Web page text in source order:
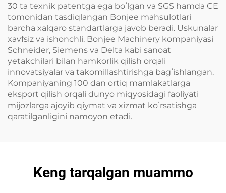
30 ta texnik patentga ega boʻlgan va SGS hamda CE
tomonidan tasdiqlangan Bonjee mahsulotlari
barcha xalqaro standartlarga javob beradi. Uskunalar
xavfsiz va ishonchli. Bonjee Machinery kompaniyasi
Schneider, Siemens va Delta kabi sanoat
yetakchilari bilan hamkorlik qilish orqali
innovatsiyalar va takomillashtirishga bagʻishlangan.
Kompaniyaning 100 dan ortiq mamlakatlarga
eksport qilish orqali dunyo miqyosidagi faoliyati
mijozlarga ajoyib qiymat va xizmat koʻrsatishga
qaratilganligini namoyon etadi.
Keng tarqalgan muammo